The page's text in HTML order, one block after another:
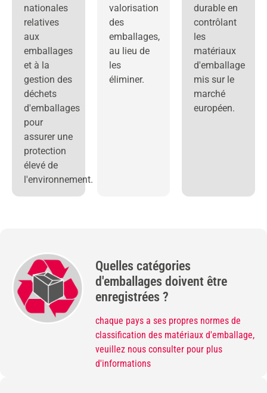
nationales
relatives
aux
emballages
et à la
gestion des
déchets
d'emballages
pour
assurer une
protection
élevé de
l'environnement.
valorisation
des
emballages,
au lieu de
les
éliminer.
durable en
contrôlant
les
matériaux
d'emballage
mis sur le
marché
européen.
Quelles catégories
d'emballages doivent être
enregistrées ?
chaque pays a ses propres normes de
classification des matériaux d'emballage,
veuillez nous consulter pour plus
d'informations